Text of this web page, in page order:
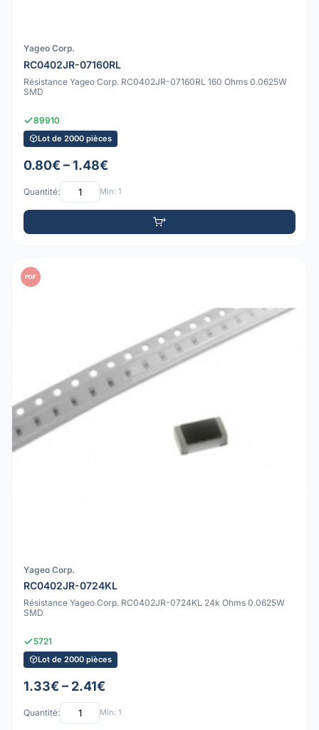
Yageo Corp.
RC0402JR-07160RL
Résistance Yageo Corp. RC0402JR-07160RL 160 Ohms 0.0625W
SMD
89910
Lot de 2000 pièces
0.80€ – 1.48€
Quantité: Min: 1
PDF
Yageo Corp.
RC0402JR-0724KL
Résistance Yageo Corp. RC0402JR-0724KL 24k Ohms 0.0625W
SMD
5721
Lot de 2000 pièces
1.33€ – 2.41€
Quantité: Min: 1